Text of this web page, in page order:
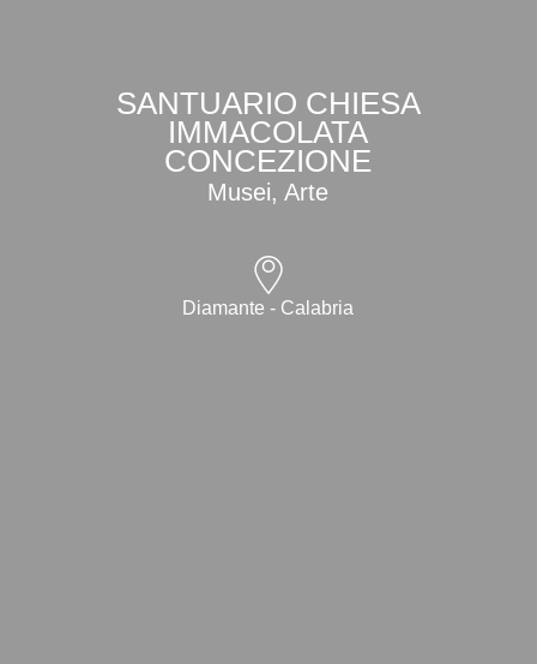
SANTUARIO CHIESA
IMMACOLATA
CONCEZIONE
Musei, Arte
Diamante - Calabria